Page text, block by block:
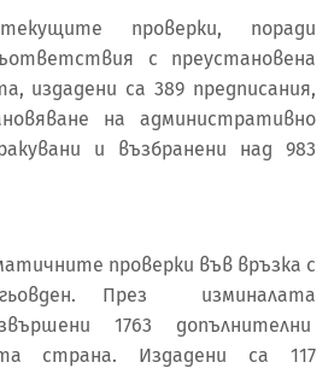
проверки, поради
с преустановена
издадени са 389 предписания,
на административно
и възбранени над 983
проверки във връзка с
През изминалата
1763 допълнителни
страна. Издадени са 117